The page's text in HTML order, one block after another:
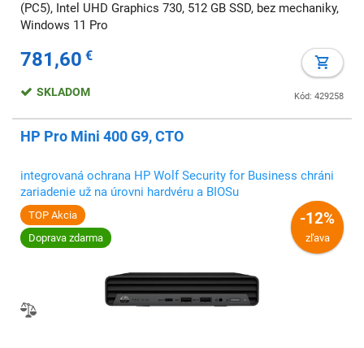
(PC5), Intel UHD Graphics 730, 512 GB SSD, bez mechaniky,
Windows 11 Pro
781,60 €
Kód: 429258
SKLADOM
HP Pro Mini 400 G9, CTO
integrovaná ochrana HP Wolf Security for Business chráni
zariadenie už na úrovni hardvéru a BIOSu
TOP Akcia
Doprava zdarma
-12%
zľava